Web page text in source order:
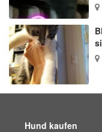
Hund kaufen